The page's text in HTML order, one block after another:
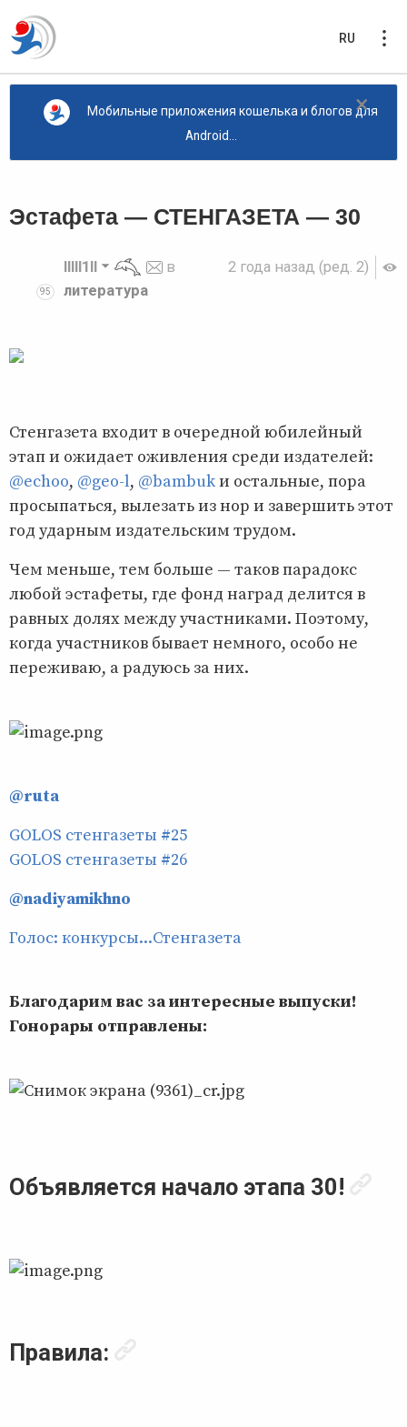
RU
×
Мобильные приложения кошелька и блогов для
Android...
Эстафета — СТЕНГАЗЕТА — 30
2 года назад (ред. 2)
95
lllll1ll
в
литература
Стенгазета входит в очередной юбилейный
этап и ожидает оживления среди издателей:
@echoo, @geo-l, @bambukи остальные, пора
просыпаться, вылезать из нор и завершить этот
год ударным издательским трудом.
Чем меньше, тем больше — таков парадокс
любой эстафеты, где фонд наград делится в
равных долях между участниками. Поэтому,
когда участников бывает немного, особо не
переживаю, а радуюсь за них.
@ruta
GOLOS стенгазеты #25
GOLOS стенгазеты #26
@nadiyamikhno
Голос: конкурсы...Стенгазета
Благодарим вас за интересные выпуски!
Гонорары отправлены:
Объявляется начало этапа 30!
Правила: